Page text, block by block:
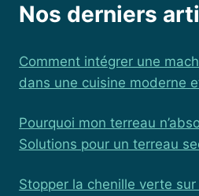
Nos derniers
Comment intégrer une
dans une cuisine moderne
Pourquoi mon terreau
Solutions pour un terreau
Stopper la chenille verte